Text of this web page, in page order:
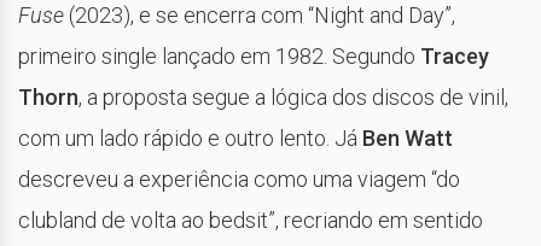
Fuse (2023), e se encerra com “Night and Day”,
primeiro single lançado em 1982. Segundo Tracey
Thorn, a proposta segue a lógica dos discos de vinil,
com um lado rápido e outro lento. Já Ben Watt
descreveu a experiência como uma viagem “do
clubland de volta ao bedsit”, recriando em sentido